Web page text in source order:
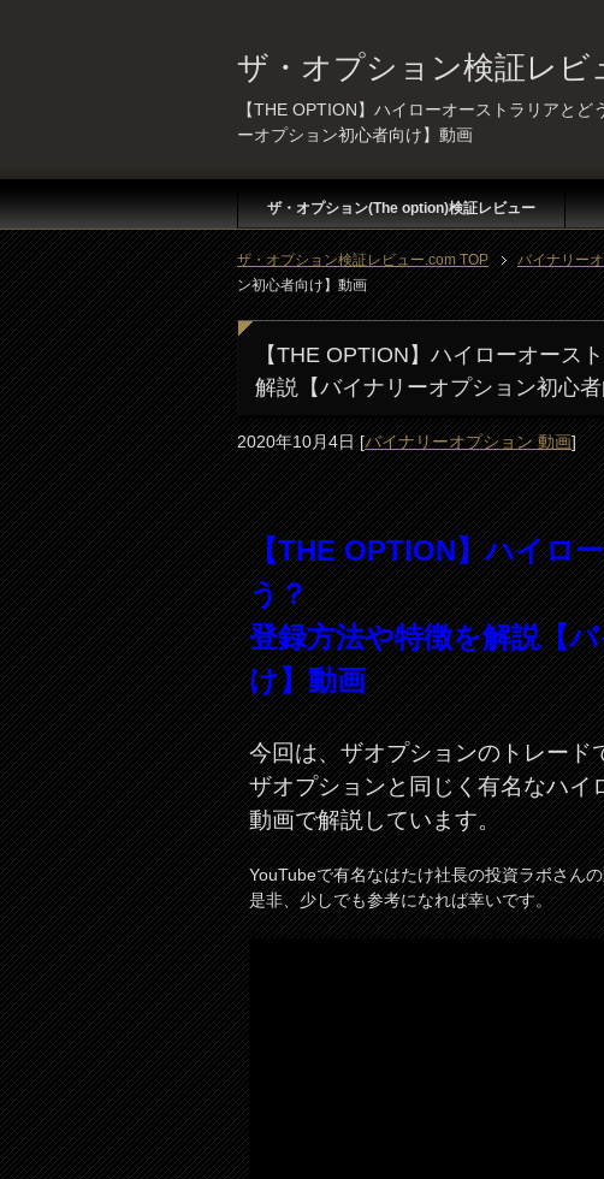
ザ・オプション検証レビ
【THE OPTION】ハイローオーストラリアと
ーオプション初心者向け】動画
ザ・オプション(The option)検証レビュー
ザ・オプション検証レビュー.com TOP バイナリー
ン初心者向け】動画
【THE OPTION】ハイローオース
解説【バイナリーオプション初心
2020年10月4日[バイナリーオプション 動画]
【THE OPTION】ハイロ
う？
登録方法や特徴を解説【
け】動画
今回は、ザオプションのトレー
ザオプションと同じく有名なハ
動画で解説しています。
YouTubeで有名なはたけ社長の投資ラボさん
是非、少しでも参考になれば幸いです。